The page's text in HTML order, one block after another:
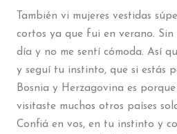
También vi mujeres vestidas
cortos ya que fui en verano.
día y no me sentí cómoda. Así
y seguí tu instinto, que si estás
Bosnia y Herzagovina es
visitaste muchos otros países
Confiá en vos, en tu instinto y